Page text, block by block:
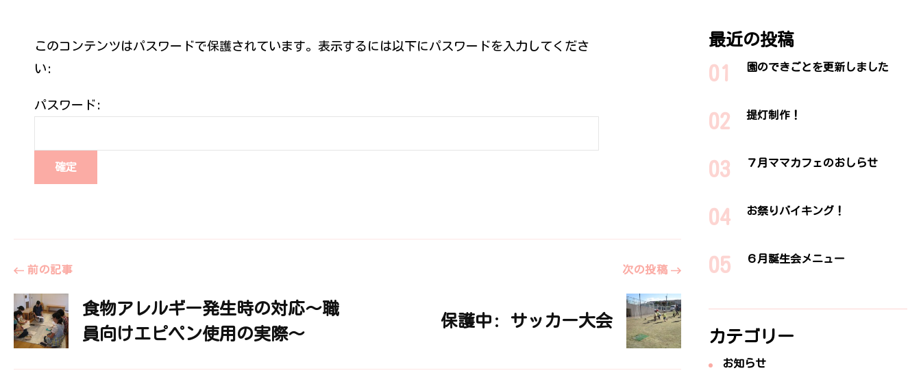
このコンテンツはパスワードで保護されています。表示するには以下にパスワードを入力してくださ
い:
パスワード:
投
稿
ナ
前の記事
食物アレルギー発生時の対応～職
員向けエピペン使用の実際～
次の投稿
保護中: サッカー大会
最近の投稿
園のできごとを更新しました
提灯制作！
７月ママカフェのおしらせ
お祭りバイキング！
６月誕生会メニュー
カテゴリー
お知らせ